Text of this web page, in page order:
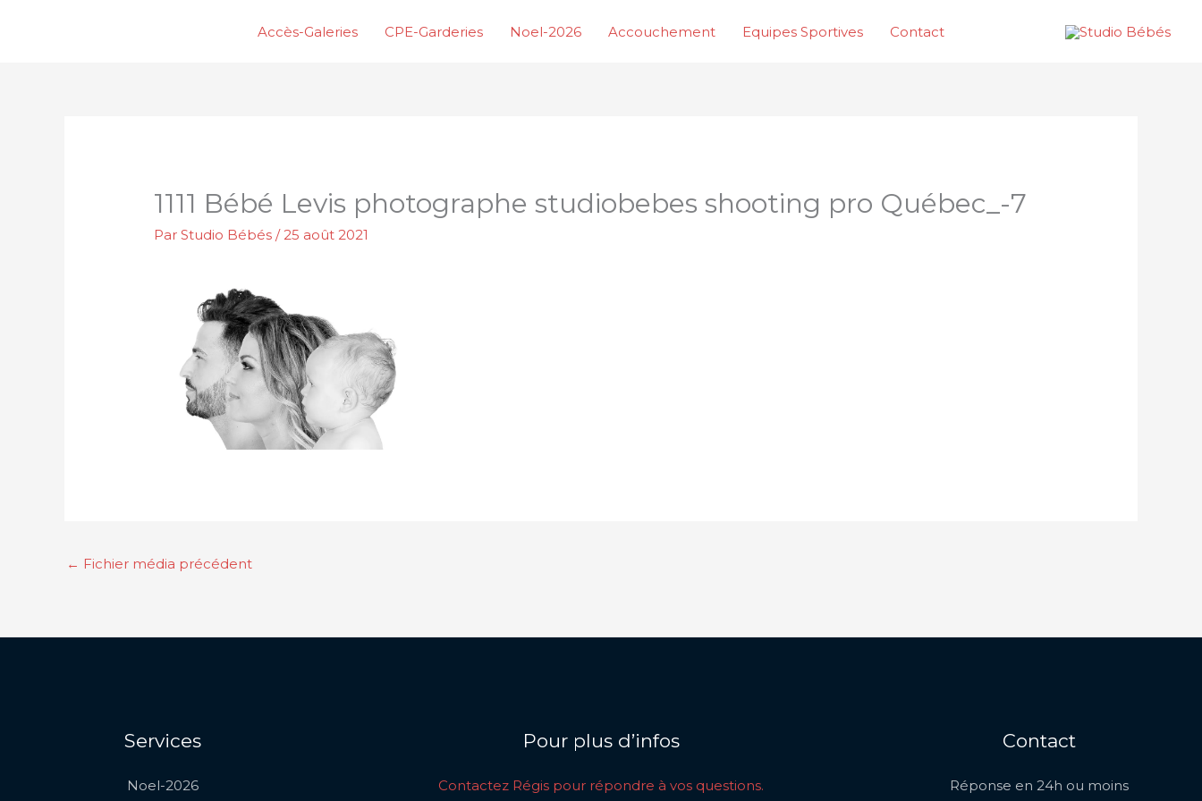
Accès-Galeries CPE-Garderies Noel-2026 Accouchement Equipes Sportives Contact
1111 Bébé Levis photographe studiobebes shooting pro Québec_-7
ParStudio Bébés/25 août 2021
← Fichier média précédent
Services
Noel-2026
Pour plus d’infos
Contactez Régis pour répondre à vos questions.
Contact
Réponse en 24h ou moins